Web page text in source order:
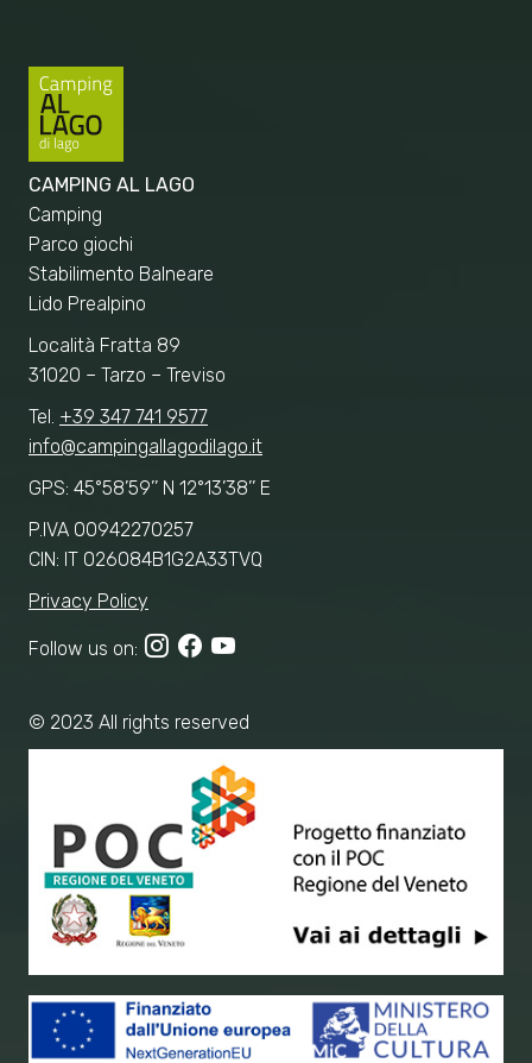
CAMPING AL LAGO
Camping
Parco giochi
Stabilimento Balneare
Lido Prealpino
Località Fratta 89
31020 – Tarzo – Treviso
Tel. +39 347 741 9577
info@campingallagodilago.it
GPS: 45°58’59’’ N 12°13’38’’ E
P.IVA 00942270257
CIN: IT 026084B1G2A33TVQ
Privacy Policy
Follow us on:
© 2023 All rights reserved